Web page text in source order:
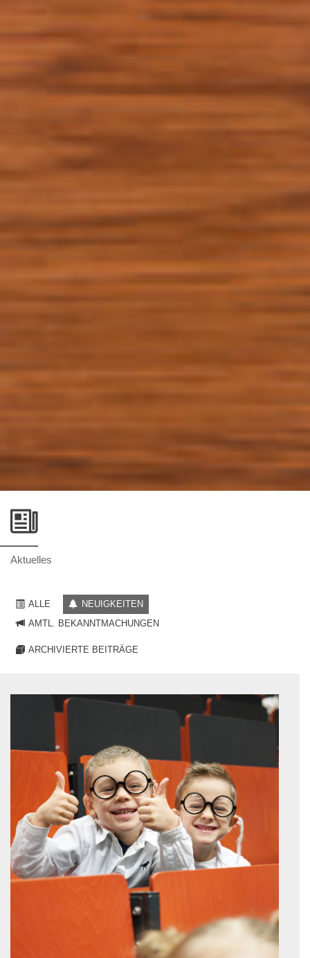
Aktuelles
ALLE
NEUIGKEITEN
AMTL. BEKANNTMACHUNGEN
ARCHIVIERTE BEITRÄGE